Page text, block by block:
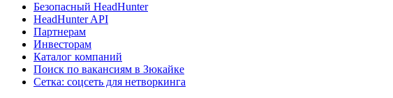
Безопасный HeadHunter
HeadHunter API
Партнерам
Инвесторам
Каталог компаний
Поиск по вакансиям в Зюкайке
Сетка: соцсеть для нетворкинга